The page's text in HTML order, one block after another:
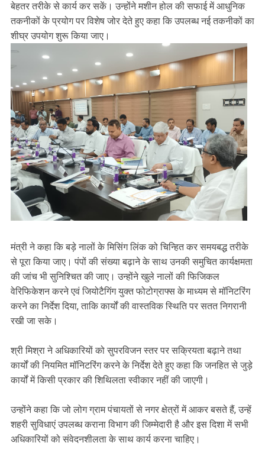
बेहतर तरीके से कार्य कर सकें। उन्होंने मशीन होल की सफाई में आधुनिक
तकनीकों के प्रयोग पर विशेष जोर देते हुए कहा कि उपलब्ध नई तकनीकों का
शीघ्र उपयोग शुरू किया जाए।
मंत्री ने कहा कि बड़े नालों के मिसिंग लिंक को चिन्हित कर समयबद्ध तरीके
से पूरा किया जाए। पंपों की संख्या बढ़ाने के साथ उनकी समुचित कार्यक्षमता
की जांच भी सुनिश्चित की जाए। उन्होंने खुले नालों की फिजिकल
वेरिफिकेशन करने एवं जियोटैगिंग युक्त फोटोग्राफ्स के माध्यम से मॉनिटरिंग
करने का निर्देश दिया, ताकि कार्यों की वास्तविक स्थिति पर सतत निगरानी
रखी जा सके।
श्री मिश्रा ने अधिकारियों को सुपरविजन स्तर पर सक्रियता बढ़ाने तथा
कार्यों की नियमित मॉनिटरिंग करने के निर्देश देते हुए कहा कि जनहित से जुड़े
कार्यों में किसी प्रकार की शिथिलता स्वीकार नहीं की जाएगी।
उन्होंने कहा कि जो लोग ग्राम पंचायतों से नगर क्षेत्रों में आकर बसते हैं, उन्हें
शहरी सुविधाएं उपलब्ध कराना विभाग की जिम्मेदारी है और इस दिशा में सभी
अधिकारियों को संवेदनशीलता के साथ कार्य करना चाहिए।